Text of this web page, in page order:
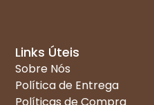
Links Úteis
Sobre Nós
Política de Entrega